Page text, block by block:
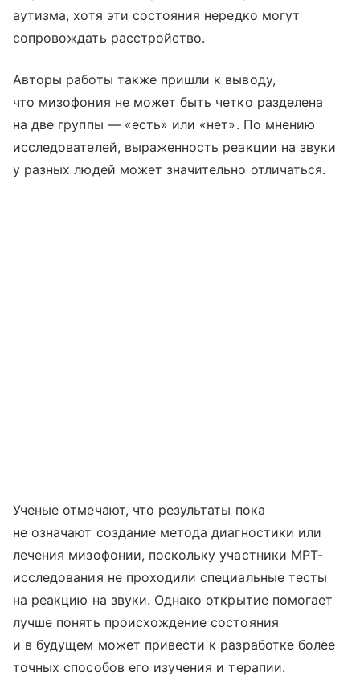
аутизма, хотя эти состояния нередко могут
сопровождать расстройство.
Авторы работы также пришли к выводу,
что мизофония не может быть четко разделена
на две группы — «есть» или «нет». По мнению
исследователей, выраженность реакции на звуки
у разных людей может значительно отличаться.
Ученые отмечают, что результаты пока
не означают создание метода диагностики или
лечения мизофонии, поскольку участники МРТ-
исследования не проходили специальные тесты
на реакцию на звуки. Однако открытие помогает
лучше понять происхождение состояния
и в будущем может привести к разработке более
точных способов его изучения и терапии.